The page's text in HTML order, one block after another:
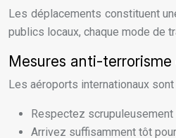
Les déplacements constituent
publics locaux, chaque mode de
Mesures anti-
Les aéroports internationaux
Respectez
Arrivez suffisamment tôt